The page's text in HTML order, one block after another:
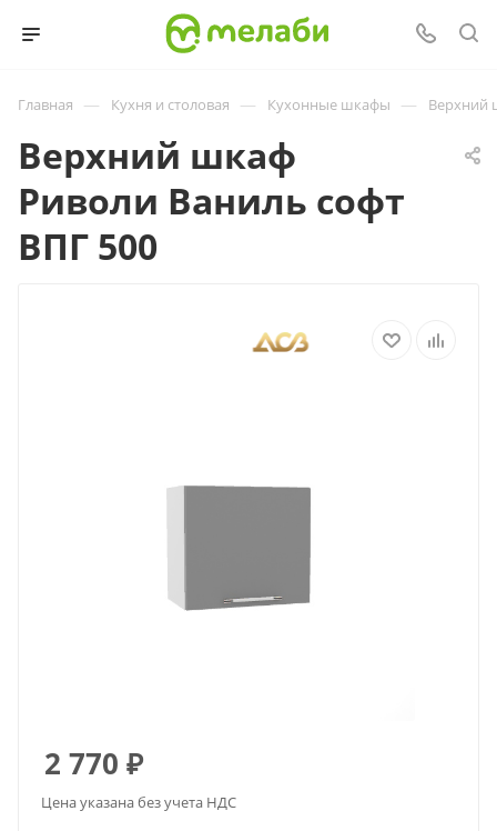
Главная — Кухня и столовая — Кухонные шкафы — Верхний
Верхний шкаф
Риволи Ваниль софт
ВПГ 500
2 770 ₽
Цена указана без учета НДС